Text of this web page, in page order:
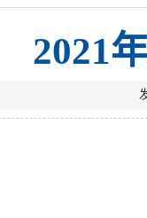
2021